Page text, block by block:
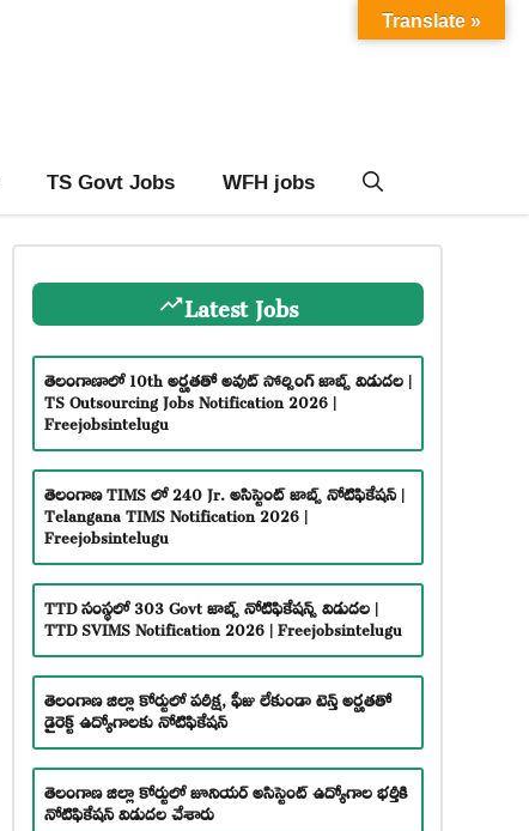
TS Govt Jobs WFH jobs
Latest Jobs
తెలంగాణాలో 10th అర్హతతో అవుట్ సోర్సింగ్ జాబ్స్ విడుదల |
TS Outsourcing Jobs Notification 2026 |
Freejobsintelugu
తెలంగాణ TIMS లో 240 Jr. అసిస్టెంట్ జాబ్స్ నోటిఫికేషన్ |
Telangana TIMS Notification 2026 |
Freejobsintelugu
TTD సంస్థలో 303 Govt జాబ్స్ నోటిఫికేషన్స్ విడుదల |
TTD SVIMS Notification 2026 | Freejobsintelugu
తెలంగాణ జిల్లా కోర్టులో పరీక్ష, ఫీజు లేకుండా టెన్త్ అర్హతతో
డైరెక్ట్ ఉద్యోగాలకు నోటిఫికేషన్
తెలంగాణ జిల్లా కోర్టులో జూనియర్ అసిస్టెంట్ ఉద్యోగాల భర్తీకి
నోటిఫికేషన్ విడుదల చేశారు
Translate »